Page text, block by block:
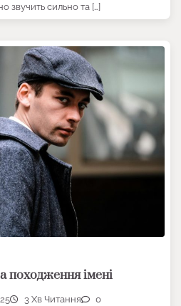
звучить сильно та […]
походження імені
3 Хв Читання 0